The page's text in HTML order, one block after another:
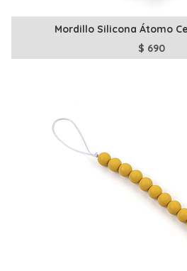
Mordillo Silicona Átomo
$ 690